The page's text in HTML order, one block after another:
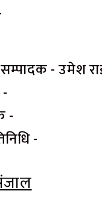
- उमेश
-
-